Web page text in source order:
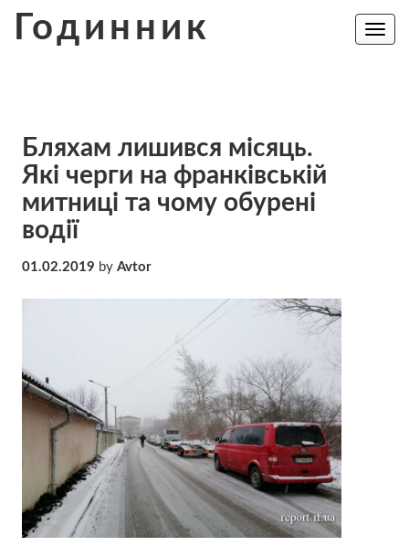
Годинник
Toggle
Бляхам лишився місяць.
Які черги на франківській
митниці та чому обурені
водії
01.02.2019 by Avtor